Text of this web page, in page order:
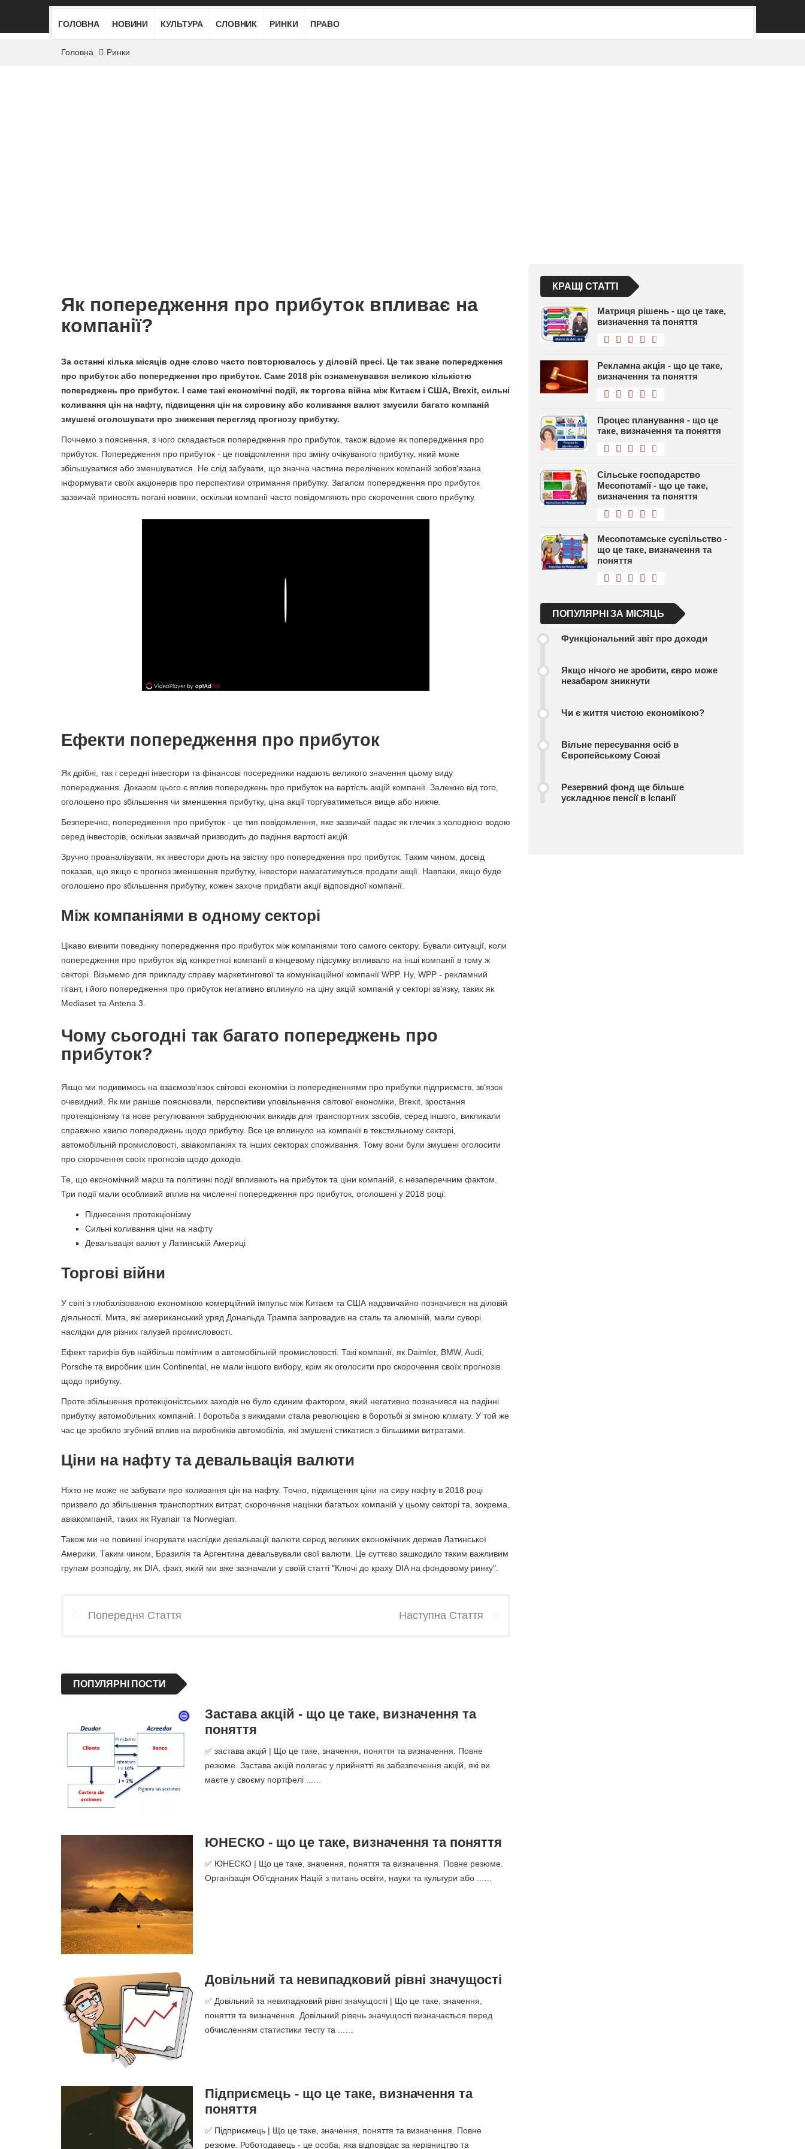
ГОЛОВНА НОВИНИ КУЛЬТУРА СЛОВНИК РИНКИ ПРАВО
Головна Ринки
Як попередження про прибуток впливає на
компанії?
За останні кілька місяців одне слово часто повторювалось у діловій пресі. Це так зване попередження
про прибуток або попередження про прибуток. Саме 2018 рік ознаменувався великою кількістю
попереджень про прибуток. І саме такі економічні події, як торгова війна між Китаєм і США, Brexit, сильні
коливання цін на нафту, підвищення цін на сировину або коливання валют змусили багато компаній
змушені оголошувати про зниження перегляд прогнозу прибутку.
Почнемо з пояснення, з чого складається попередження про прибуток, також відоме як попередження про
прибуток. Попередження про прибуток - це повідомлення про зміну очікуваного прибутку, який може
збільшуватися або зменшуватися. Не слід забувати, що значна частина перелічених компаній зобов'язана
інформувати своїх акціонерів про перспективи отримання прибутку. Загалом попередження про прибуток
зазвичай приносять погані новини, оскільки компанії часто повідомляють про скорочення свого прибутку.
Ефекти попередження про прибуток
Як дрібні, так і середні інвестори та фінансові посередники надають великого значення цьому виду
попередження. Доказом цього є вплив попереджень про прибуток на вартість акцій компанії. Залежно від того,
оголошено про збільшення чи зменшення прибутку, ціна акції торгуватиметься вище або нижче.
Безперечно, попередження про прибуток - це тип повідомлення, яке зазвичай падає як глечик з холодною водою
серед інвесторів, оскільки зазвичай призводить до падіння вартості акцій.
Зручно проаналізувати, як інвестори діють на звістку про попередження про прибуток. Таким чином, досвід
показав, що якщо є прогноз зменшення прибутку, інвестори намагатимуться продати акції. Навпаки, якщо буде
оголошено про збільшення прибутку, кожен захоче придбати акції відповідної компанії.
Між компаніями в одному секторі
Цікаво вивчити поведінку попередження про прибуток між компаніями того самого сектору. Бували ситуації, коли
попередження про прибуток від конкретної компанії в кінцевому підсумку впливало на інші компанії в тому ж
секторі. Візьмемо для прикладу справу маркетингової та комунікаційної компанії WPP. Ну, WPP - рекламний
гігант, і його попередження про прибуток негативно вплинуло на ціну акцій компаній у секторі зв'язку, таких як
Mediaset та Antena 3.
Чому сьогодні так багато попереджень про
прибуток?
Якщо ми подивимось на взаємозв’язок світової економіки із попередженнями про прибутки підприємств, зв’язок
очевидний. Як ми раніше пояснювали, перспективи уповільнення світової економіки, Brexit, зростання
протекціонізму та нове регулювання забруднюючих викидів для транспортних засобів, серед іншого, викликали
справжню хвилю попереджень щодо прибутку. Все це вплинуло на компанії в текстильному секторі,
автомобільній промисловості, авіакомпаніях та інших секторах споживання. Тому вони були змушені оголосити
про скорочення своїх прогнозів щодо доходів.
Те, що економічний марш та політичні події впливають на прибуток та ціни компаній, є незаперечним фактом.
Три події мали особливий вплив на численні попередження про прибуток, оголошені у 2018 році:
Піднесення протекціонізму
Сильні коливання ціни на нафту
Девальвація валют у Латинській Америці
Торгові війни
У світі з глобалізованою економікою комерційний імпульс між Китаєм та США надзвичайно позначився на діловій
діяльності. Мита, які американський уряд Дональда Трампа запровадив на сталь та алюміній, мали суворі
наслідки для різних галузей промисловості.
Ефект тарифів був найбільш помітним в автомобільній промисловості. Такі компанії, як Daimler, BMW, Audi,
Porsche та виробник шин Continental, не мали іншого вибору, крім як оголосити про скорочення своїх прогнозів
щодо прибутку.
Проте збільшення протекціоністських заходів не було єдиним фактором, який негативно позначився на падінні
прибутку автомобільних компаній. І боротьба з викидами стала революцією в боротьбі зі зміною клімату. У той же
час це зробило згубний вплив на виробників автомобілів, які змушені стикатися з більшими витратами.
Ціни на нафту та девальвація валюти
Ніхто не може не забувати про коливання цін на нафту. Точно, підвищення ціни на сиру нафту в 2018 році
призвело до збільшення транспортних витрат, скорочення націнки багатьох компаній у цьому секторі та, зокрема,
авіакомпаній, таких як Ryanair та Norwegian.
Також ми не повинні ігнорувати наслідки девальвації валюти серед великих економічних держав Латинської
Америки. Таким чином, Бразилія та Аргентина девальвували свої валюти. Це суттєво зашкодило таким важливим
групам розподілу, як DIA, факт, який ми вже зазначали у своїй статті "Ключі до краху DIA на фондовому ринку".
Попередня Стаття Наступна Стаття
ПОПУЛЯРНІ ПОСТИ
Застава акцій - що це таке, визначення та
поняття
✅ застава акцій | Що це таке, значення, поняття та визначення. Повне
резюме. Застава акцій полягає у прийнятті як забезпечення акцій, які ви
маєте у своєму портфелі ...…
ЮНЕСКО - що це таке, визначення та поняття
✅ ЮНЕСКО | Що це таке, значення, поняття та визначення. Повне резюме.
Організація Об'єднаних Націй з питань освіти, науки та культури або ...…
Довільний та невипадковий рівні значущості
✅ Довільний та невипадковий рівні значущості | Що це таке, значення,
поняття та визначення. Довільний рівень значущості визначається перед
обчисленням статистики тесту та ...…
Підприємець - що це таке, визначення та
поняття
✅ Підприємець | Що це таке, значення, поняття та визначення. Повне
резюме. Роботодавець - це особа, яка відповідає за керівництво та
КРАЩІ СТАТТІ
Матриця рішень - що це таке,
визначення та поняття
Рекламна акція - що це таке,
визначення та поняття
Процес планування - що це
таке, визначення та поняття
Сільське господарство
Месопотамії - що це таке,
визначення та поняття
Месопотамське суспільство -
що це таке, визначення та
поняття
ПОПУЛЯРНІ ЗА МІСЯЦЬ
Функціональний звіт про доходи
Якщо нічого не зробити, євро може
незабаром зникнути
Чи є життя чистою економікою?
Вільне пересування осіб в
Європейському Союзі
Резервний фонд ще більше
ускладнює пенсії в Іспанії